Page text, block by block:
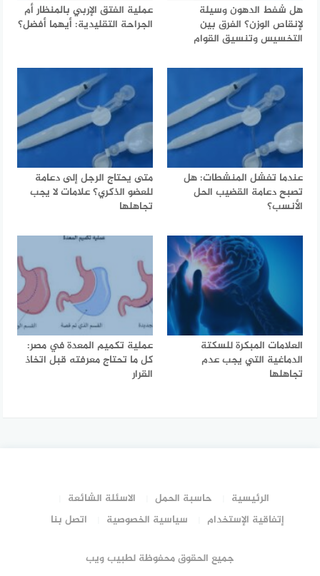
هل شفط الدهون وسيلة
لإنقاص الوزن؟ الفرق بين
التخسيس وتنسيق القوام
عملية الفتق الإربي بالمنظار أم
الجراحة التقليدية: أيهما أفضل؟
عندما تفشل المنشطات: هل
تصبح دعامة القضيب الحل
الأنسب؟
متى يحتاج الرجل إلى دعامة
للعضو الذكري؟ علامات لا يجب
تجاهلها
العلامات المبكرة للسكتة
الدماغية التي يجب عدم
تجاهلها
عملية تكميم المعدة في مصر:
كل ما تحتاج معرفته قبل اتخاذ
القرار
الرئيسية حاسبة الحمل
الاسئلة الشائعة
إتفاقية الإستخدام
سياسية الخصوصية اتصل بنا
جميع الحقوق محفوظة لطبيب ويب